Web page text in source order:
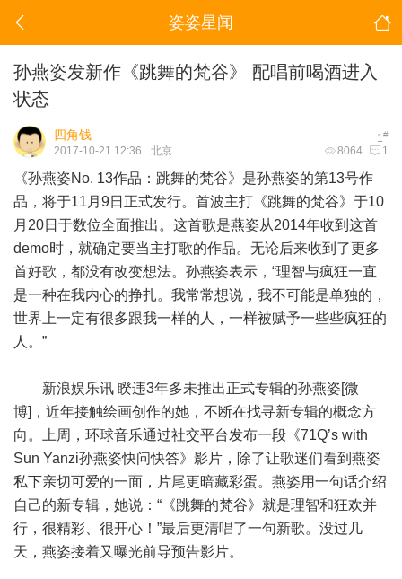
姿姿星闻
孙燕姿发新作《跳舞的梵谷》 配唱前喝酒进入
状态
1#
四角钱
8064 1
2017-10-21 12:36 北京
《孙燕姿No. 13作品：跳舞的梵谷》是孙燕姿的第13号作
品，将于11月9日正式发行。首波主打《跳舞的梵谷》于10
月20日于数位全面推出。这首歌是燕姿从2014年收到这首
demo时，就确定要当主打歌的作品。无论后来收到了更多
首好歌，都没有改变想法。孙燕姿表示，“理智与疯狂一直
是一种在我内心的挣扎。我常常想说，我不可能是单独的，
世界上一定有很多跟我一样的人，一样被赋予一些些疯狂的
人。”
新浪娱乐讯 睽违3年多未推出正式专辑的孙燕姿[微
博]，近年接触绘画创作的她，不断在找寻新专辑的概念方
向。上周，环球音乐通过社交平台发布一段《71Q’s with
Sun Yanzi孙燕姿快问快答》影片，除了让歌迷们看到燕姿
私下亲切可爱的一面，片尾更暗藏彩蛋。燕姿用一句话介绍
自己的新专辑，她说：“《跳舞的梵谷》就是理智和狂欢并
行，很精彩、很开心！”最后更清唱了一句新歌。没过几
天，燕姿接着又曝光前导预告影片。